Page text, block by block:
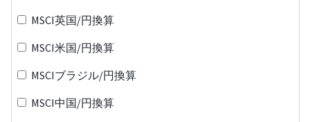
MSCI英国/円換算
MSCI米国/円換算
MSCIブラジル/円換算
MSCI中国/円換算